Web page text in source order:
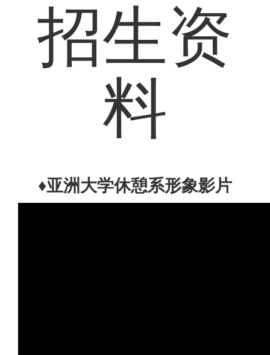
招生资
料
♦亚洲大学休憩系形象影片